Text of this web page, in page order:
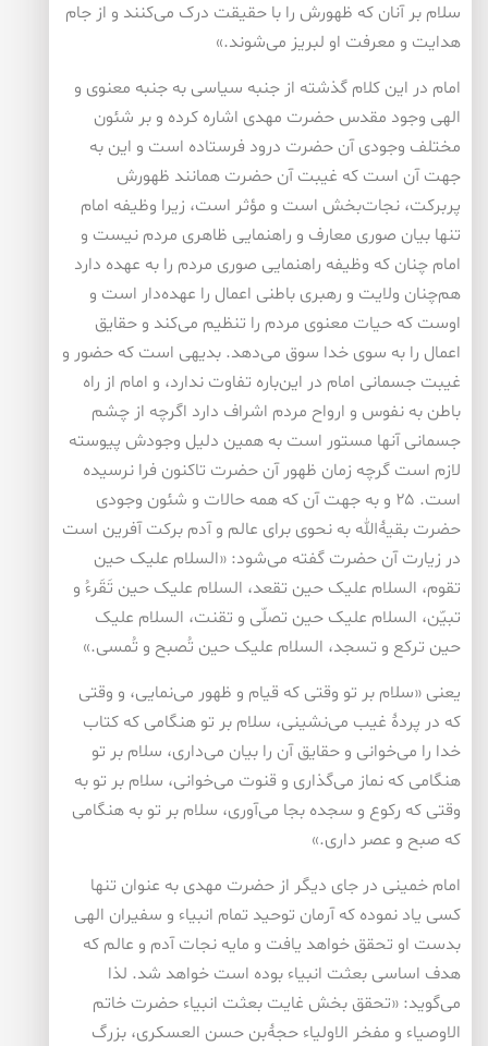
سلام بر آنان که ظهورش را با حقیقت درک می‌کنند و از جام
هدایت و معرفت او لبریز می‌شوند.»
امام در این کلام گذشته از جنبه سیاسی به جنبه معنوی و
الهی وجود مقدس حضرت مهدی اشاره کرده و بر شئون
مختلف وجودی آن حضرت درود فرستاده است و این به
جهت آن است که غیبت آن حضرت همانند ظهورش
پربرکت، نجات‌بخش است و مؤثر است، زیرا وظیفه امام
تنها بیان صوری معارف و راهنمایی ظاهری مردم نیست و
امام چنان که وظیفه راهنمایی صوری مردم را به عهده دارد
هم‌چنان ولایت و رهبری باطنی اعمال را عهده‌دار است و
اوست که حیات معنوی مردم را تنظیم می‌کند و حقایق
اعمال را به سوی خدا سوق می‌دهد. بدیهی است که حضور و
غیبت جسمانی امام در این‌باره تفاوت ندارد، و امام از راه
باطن به نفوس و ارواح مردم اشراف دارد اگرچه از چشم
جسمانی آنها مستور است به همین دلیل وجودش پیوسته
لازم است گرچه زمان ظهور آن حضرت تاکنون فرا نرسیده
است. ۲۵ و به جهت آن که همه حالات و شئون وجودی
حضرت بقیۀ‌الله به نحوی برای عالم و آدم برکت آفرین است
در زیارت آن حضرت گفته می‌شود: «السلام علیک حین
تقوم، السلام علیک حین تقعد، السلام علیک حین تَقَرءُ و
تبیّن، السلام علیک حین تصلّی و تقنت، السلام علیک
حین ترکع و تسجد، السلام علیک حین تُصبح و تُمسی.»
یعنی «سلام بر تو وقتی که قیام و ظهور می‌نمایی، و وقتی
که در پردۀ غیب می‌نشینی، سلام بر تو هنگامی که کتاب
خدا را می‌خوانی و حقایق آن را بیان می‌داری، سلام بر تو
هنگامی که نماز می‌گذاری و قنوت می‌خوانی، سلام بر تو به
وقتی که رکوع و سجده بجا می‌آوری، سلام بر تو به هنگامی
که صبح و عصر داری.»
امام خمینی در جای دیگر از حضرت مهدی به عنوان تنها
کسی یاد نموده که آرمان توحید تمام انبیاء و سفیران الهی
بدست او تحقق خواهد یافت و مایه نجات آدم و عالم که
هدف اساسی بعثت انبیاء بوده است خواهد شد. لذا
می‌گوید: «تحقق بخش غایت بعثت انبیاء حضرت خاتم
الاوصیاء و مفخر الاولیاء حجۀ‌بن حسن العسکری، بزرگ